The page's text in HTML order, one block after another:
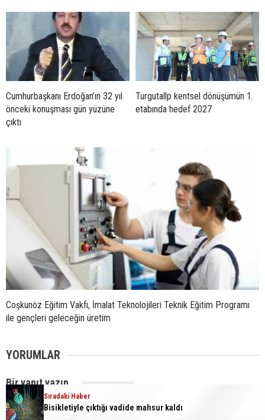
Sıradaki Haber
Bisikletiyle çıktığı vadide mahsur kaldı
Cumhurbaşkanı Erdoğan’ın 32 yıl
önceki konuşması gün yüzüne
çıktı
Turgutallp kentsel dönüşümün 1.
etabında hedef 2027
Coşkunöz Eğitim Vakfı, İmalat Teknolojileri Teknik Eğitim Programı
ile gençleri geleceğin üretim
YORUMLAR
Bir yanıt yazın
Yorum*